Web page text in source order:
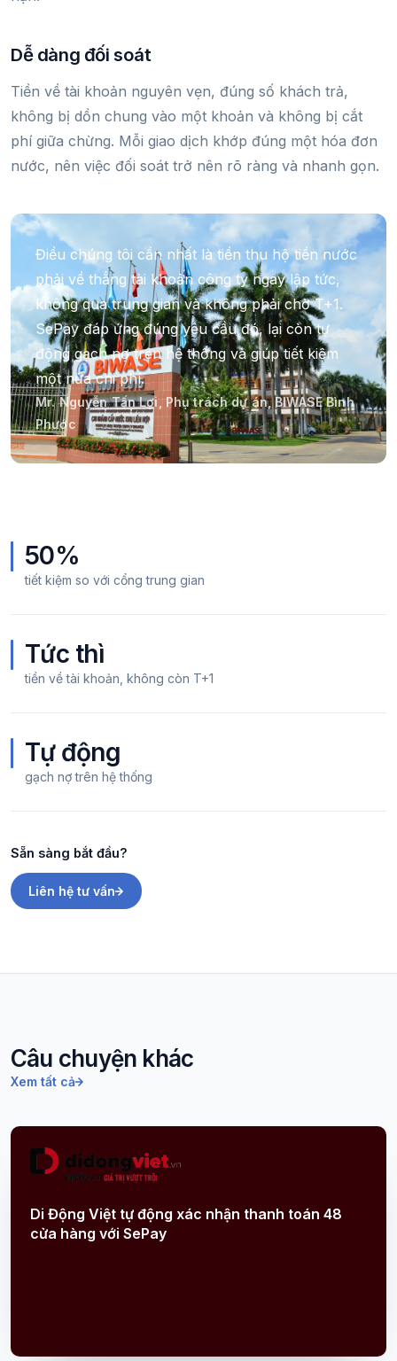
50%
tiết kiệm so với cổng trung gian
Tức thì
tiền về tài khoản, không còn T+1
Tự động
gạch nợ trên hệ thống
Sẵn sàng bắt đầu?
Liên hệ tư vấn
Dễ dàng đối soát
Tiền về tài khoản nguyên vẹn, đúng số khách trả,
không bị dồn chung vào một khoản và không bị cắt
phí giữa chừng. Mỗi giao dịch khớp đúng một hóa đơn
nước, nên việc đối soát trở nên rõ ràng và nhanh gọn.
Điều chúng tôi cần nhất là tiền thu hộ tiền nước
phải về thẳng tài khoản công ty ngay lập tức,
không qua trung gian và không phải chờ T+1.
SePay đáp ứng đúng yêu cầu đó, lại còn tự
động gạch nợ trên hệ thống và giúp tiết kiệm
một nửa chi phí.
Mr. Nguyễn Tấn Lợi, Phụ trách dự án, BIWASE Bình
Phước
Câu chuyện khác
Xem tất cả
Di Động Việt tự động xác nhận thanh toán 48
cửa hàng với SePay